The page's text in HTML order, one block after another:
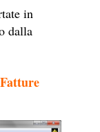
in
dalla